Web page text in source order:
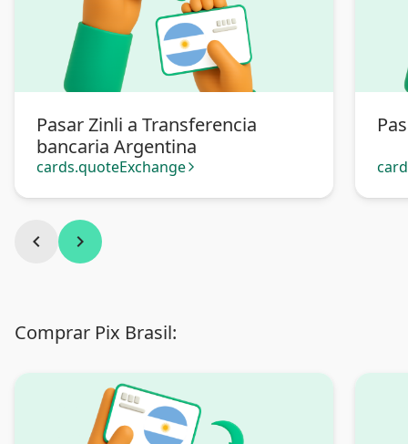
Pasar Zinli a Transferencia
bancaria Argentina
cards.quoteExchange arrow_forward_ios
chevron_left chevron_right
Comprar Pix Brasil: